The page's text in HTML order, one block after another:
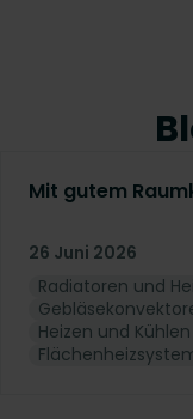
Mit gutem
26 Juni 2026
Radiatoren und
Heizen und